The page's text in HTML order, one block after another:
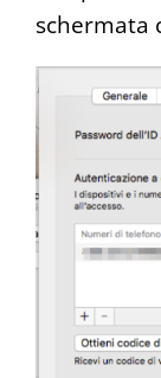
schermata